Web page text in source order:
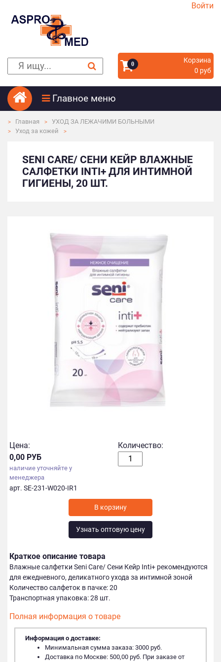
Войти
0
Корзина
0 руб
Главное меню
Главная
УХОД ЗА ЛЕЖАЧИМИ БОЛЬНЫМИ
Уход за кожей
SENI CARE/ СЕНИ КЕЙР ВЛАЖНЫЕ
САЛФЕТКИ INTI+ ДЛЯ ИНТИМНОЙ
ГИГИЕНЫ, 20 ШТ.
Цена:
0,00 РУБ
наличие уточняйте у
менеджера
арт. SE-231-W020-IR1
Количество:
Узнать оптовую цену
Краткое описание товара
Влажные салфетки Seni Care/ Сени Кейр Inti+ рекомендуются
для ежедневного, деликатного ухода за интимной зоной
Количество салфеток в пачке: 20
Транспортная упаковка: 28 шт.
Полная информация о товаре
Информация о доставке:
Минимальная сумма заказа: 3000 руб.
Доставка по Москве: 500,00 руб. При заказе от